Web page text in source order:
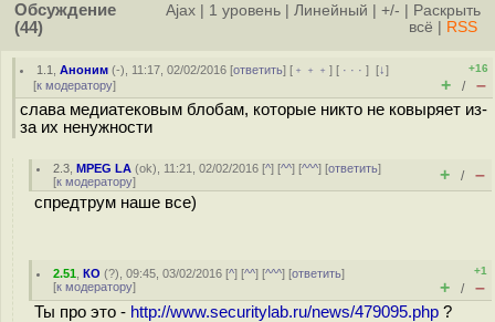
Обсуждение
(44)
Ajax 1 уровень Линейный +/-
Раскрыть
всё
RSS
1.1 ,Аноним (-), 11:17, 02/02/2016 [ответить] [ ﹢﹢﹢] [ · · ·][↓]
[к модератору]
+16
+ / –
слава медиатековым блобам, которые никто не ковыряет из-
за их ненужности
2.3 ,MPEG LA (ok), 11:21, 02/02/2016 [^] [^^] [^^^] [ответить]
[к модератору] + / –
спредтрум наше все)
2.51 ,КО (?), 09:45, 03/02/2016 [^] [^^] [^^^] [ответить]
[к модератору]
+1
+ / –
Ты про это - http://www.securitylab.ru/news/479095.php ?